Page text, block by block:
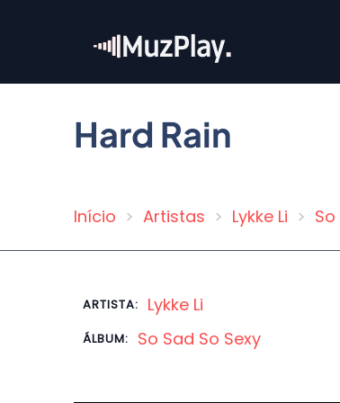
conteúdo
Hard Rain
Trilha
navegação
Início Artistas Lykke Li
ARTISTA: Lykke Li
ÁLBUM: So Sad So Sexy